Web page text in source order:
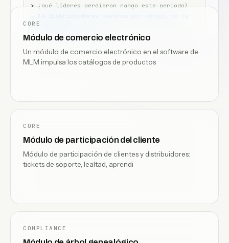
> ¿qué líderes perdieron rango este periodo?
14 distribuidores cayeron por debajo de la
calificación
→ 9 en APAC, 5 en EMEA
CORE
Módulo de comercio electrónico
Un módulo de comercio electrónico en el software de
MLM impulsa los catálogos de productos
CORE
Módulo de participación del cliente
Módulo de participación de clientes y distribuidores:
tickets de soporte, lealtad, aprendi
COMPLIANCE